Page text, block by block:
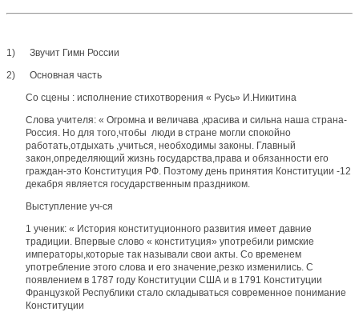
1) Звучит Гимн России
2) Основная часть
Со сцены : исполнение стихотворения « Русь» И.Никитина
Слова учителя: « Огромна и величава ,красива и сильна наша страна-
Россия. Но для того,чтобы люди в стране могли спокойно
работать,отдыхать ,учиться, необходимы законы. Главный
закон,определяющий жизнь государства,права и обязанности его
граждан-это Конституция РФ. Поэтому день принятия Конституции -12
декабря является государственным праздником.
Выступление уч-ся
1 ученик: « История конституционного развития имеет давние
традиции. Впервые слово « конституция» употребили римские
императоры,которые так называли свои акты. Со временем
употребление этого слова и его значение,резко изменились. С
появлением в 1787 году Конституции США и в 1791 Конституции
Французкой Республики стало складываться современное понимание
Конституции